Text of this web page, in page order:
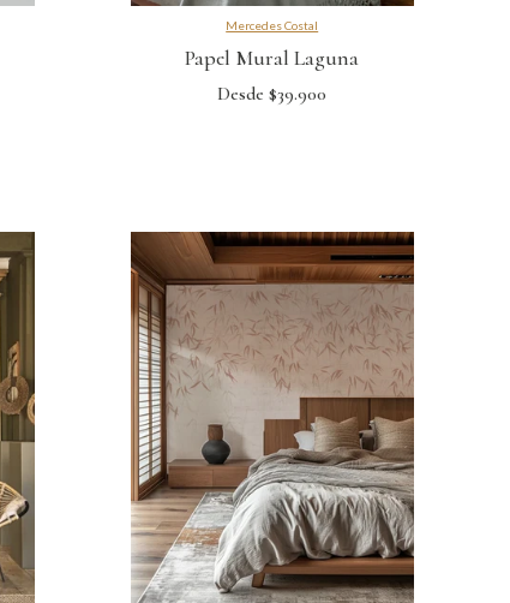
Mercedes Costal
Papel Mural Laguna
Desde $39.900